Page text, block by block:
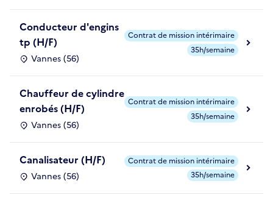
Conducteur d'engins
tp (H/F)
Vannes (56)
Contrat de mission intérimaire
35h/semaine
Chauffeur de cylindre
enrobés (H/F)
Vannes (56)
Contrat de mission intérimaire
35h/semaine
Canalisateur (H/F)
Vannes (56)
Contrat de mission intérimaire
35h/semaine